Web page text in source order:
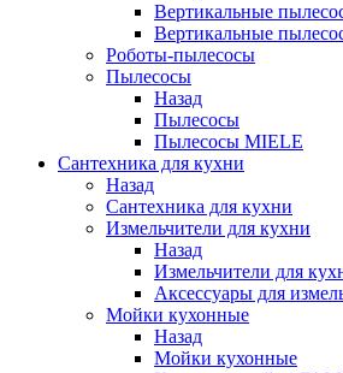
Вертикальные
Вертикальные
Роботы-пылесосы
Пылесосы
Назад
Пылесосы
Пылесосы MIELE
Сантехника для кухни
Назад
Сантехника для кухни
Измельчители для кухни
Назад
Измельчители для
Аксессуары для
Мойки кухонные
Назад
Мойки кухонные